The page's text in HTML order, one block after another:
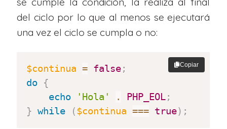
del ciclo por lo que al menos se ejecutará
una vez el ciclo se cumpla o no:
$continua = false;
do {
echo
'Hola' . PHP_EOL;
} while ($continua === true) ;
Copiar